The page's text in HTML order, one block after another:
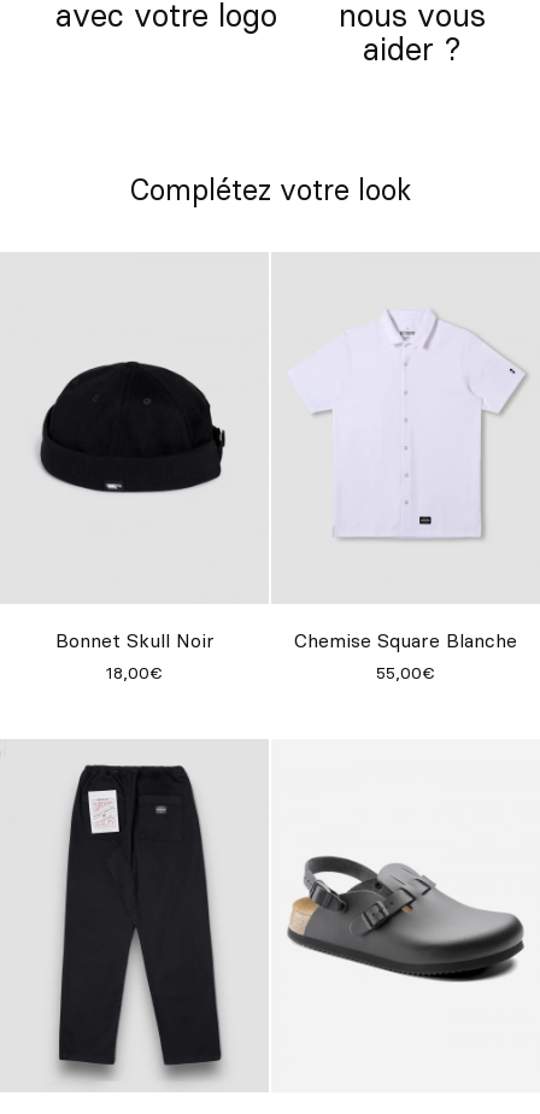
avec votre logo
nous vous
aider ?
Complétez votre look
Bonnet Skull Noir
18,00€
Chemise Square Blanche
55,00€